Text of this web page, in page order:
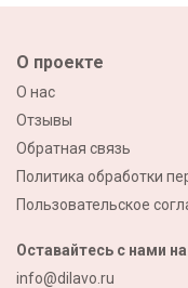
О проекте
О нас
Отзывы
Обратная связь
Политика обработки
Пользовательское
Оставайтесь с нами
info@dilavo.ru